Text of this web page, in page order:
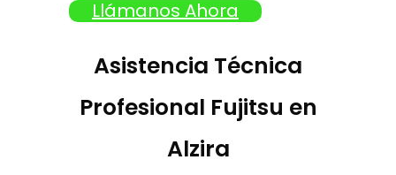
Llámanos Ahora
Asistencia Técnica
Profesional Fujitsu en
Alzira